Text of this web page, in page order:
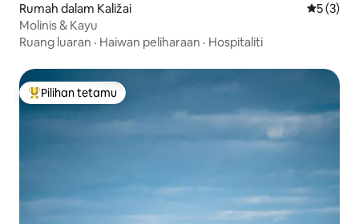
Rumah dalam Kaližai
5 (3)
Molinis & Kayu
Ruang luaran · Haiwan peliharaan · Hospitaliti
Pilihan utama tetamu
Pilihan tetamu